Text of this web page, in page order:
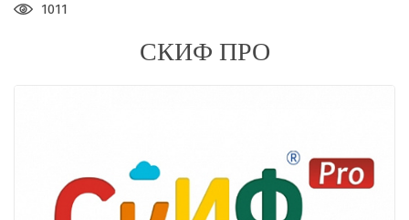
1011
СКИФ ПРО